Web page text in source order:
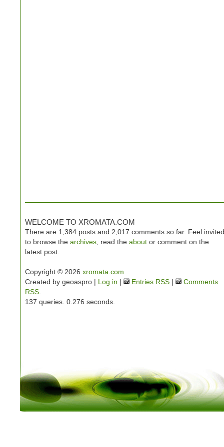
WELCOME TO XROMATA.COM
There are 1,384 posts and 2,017 comments so far. Feel invited
to browse the archives , read the about or comment on the
latest post.
Copyright © 2026 xromata.com
Created by geoaspro | Log in | Entries RSS |
Comments
RSS
137 queries. 0.276 seconds.